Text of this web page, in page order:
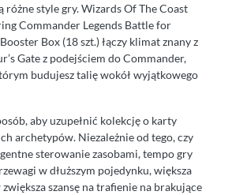
różne style gry. Wizards Of The Coast
Commander Legends Battle for
Box (18 szt.) łączy klimat znany z
Gate z podejściem do Commander,
budujesz talię wokół wyjątkowego
aby uzupełnić kolekcję o karty
archetypów. Niezależnie od tego, czy
sterowanie zasobami, tempo gry
w dłuższym pojedynku, większa
szansę na trafienie na brakujące